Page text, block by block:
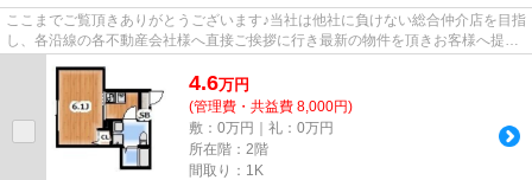
ここまでご覧頂きありがとうございます♪当社は他社に負けない総合仲介店を目指
し、各沿線の各不動産会社様へ直接ご挨拶に行き最新の物件を頂きお客様へ提供
4.6万円
(管理費・共益費 8,000円)
敷：0万円｜礼：0万円
所在階：2階
間取り：1K